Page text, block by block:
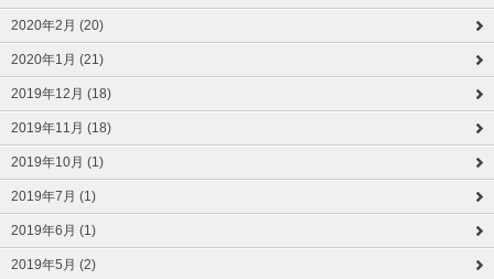
2020年2月 (20)
2020年1月 (21)
2019年12月 (18)
2019年11月 (18)
2019年10月 (1)
2019年7月 (1)
2019年6月 (1)
2019年5月 (2)